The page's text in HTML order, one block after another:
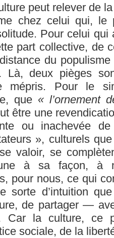
peut relever de
chez celui qui, le
Pour celui
part collective, de
du populisme
Là, deux pièges
mépris. Pour le
que « l’ornement
être une
ou inachevée
», culturels
valoir, se
à sa façon, à
pour nous, ce qui
sorte d’intuition
de partager —
Car la culture, ce
sociale, de la